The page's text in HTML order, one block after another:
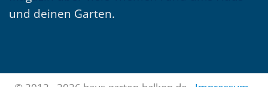
und deinen Garten.